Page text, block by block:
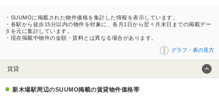
・SUUMOに掲載された物件価格を集計した情報を表示しています。
・各駅から徒歩15分以内の物件を対象に、各月1日から翌々月末日までの掲載デー
タを元に集計しています。
・現在掲載中物件の金額・賃料とは異なる場合があります。
グラフ・表の見方
賃貸
新木場駅周辺のSUUMO掲載の賃貸物件価格帯